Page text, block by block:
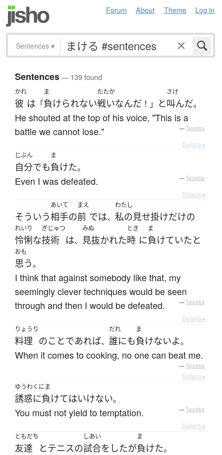
Forum About Theme Log in
Sentences ▾
Sentences— 139 found
かれ
彼 は 「
ま
負けられない
たたか
戦いなんだ ！」 と
さけ
叫んだ。
He shouted at the top of his voice, "This is a
battle we cannot lose."
— Tatoeba
Details ▸
じぶん
自分でも
ま
負けた。
Even I was defeated. — Tatoeba
Details ▸
そういう
あいて
相手の
まえ
前 では、
わたし
私の見せ掛けだけの
れいり
怜悧な
ぎじゅつ
技術 は、
みぬ
見抜かれた
とき
時 に
ま
負けていたと
おも
思う。
I think that against somebody like that, my
seemingly clever techniques would be seen
through and then I would be defeated.
— Tatoeba
Details ▸
りょうり
料理 のことであれば、
だれ
誰にも
ま
負けないよ。
When it comes to cooking, no one can beat me.
— Tatoeba
Details ▸
ゆうわくにま
誘惑に負けてはいけない。
You must not yield to temptation. — Tatoeba
Details ▸
ともだち
友達 とテニスの
しあい
試合を したが
ま
負けた。